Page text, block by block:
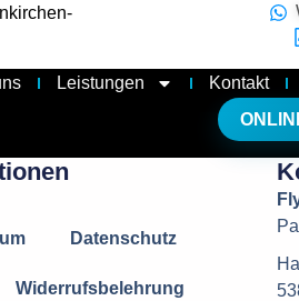
Leistungen Kontakt
Datenschutz
Widerrufsbelehrung